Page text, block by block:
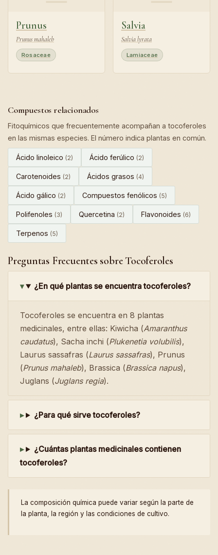
Prunus
Prunus mahaleb
Rosaceae
Salvia
Salvia lyrata
Lamiaceae
Compuestos relacionados
Fitoquímicos que frecuentemente acompañan a tocoferoles
en las mismas especies. El número indica plantas en común.
Ácido linoleico (2) Ácido ferúlico (2)
Carotenoides (2) Ácidos grasos (4)
Ácido gálico (2) Compuestos fenólicos (5)
Polifenoles (3) Quercetina (2) Flavonoides (6)
Terpenos (5)
Preguntas Frecuentes sobre Tocoferoles
¿En qué plantas se encuentra tocoferoles?
Tocoferoles se encuentra en 8 plantas
medicinales, entre ellas: Kiwicha (Amaranthus
caudatus), Sacha inchi (Plukenetia volubilis),
Laurus sassafras (Laurus sassafras), Prunus
(Prunus mahaleb), Brassica (Brassica napus),
Juglans (Juglans regia).
¿Para qué sirve tocoferoles?
¿Cuántas plantas medicinales contienen
tocoferoles?
La composición química puede variar según la parte de
la planta, la región y las condiciones de cultivo.